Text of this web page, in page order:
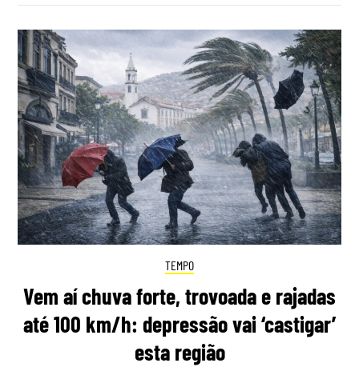
TEMPO
Vem aí chuva forte, trovoada e rajadas
até 100 km/h: depressão vai ‘castigar’
esta região